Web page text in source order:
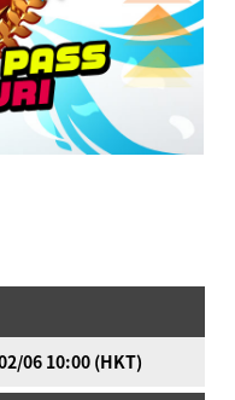
06 10:00 (HKT)